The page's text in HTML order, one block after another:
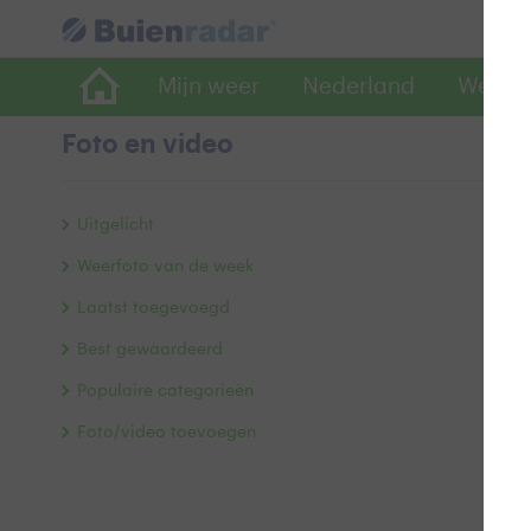
Mijn weer Nederland
Foto en video
Uitgelicht
Weerfoto van de week
Laatst toegevoegd
Best gewaardeerd
Populaire categorieën
Foto/video toevoegen